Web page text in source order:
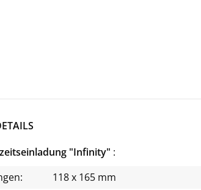
"Infinity"
118 x 165 mm